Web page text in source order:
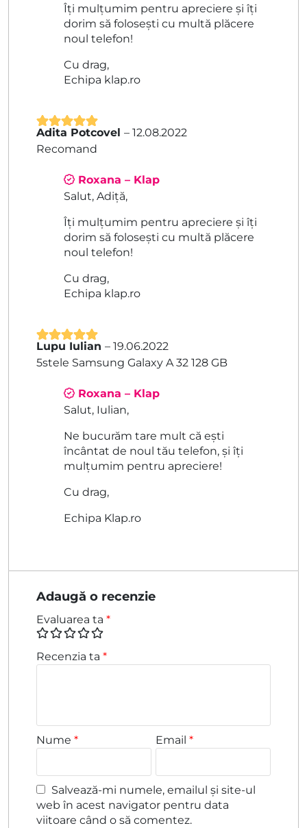
Îți mulțumim pentru apreciere și îți
dorim să folosești cu multă plăcere
noul telefon!
Cu drag,
Echipa klap.ro
Evaluat la5
din 5
Adita Potcovel – 12.08.2022
Recomand
Roxana – Klap
Salut, Adiță,
Îți mulțumim pentru apreciere și îți
dorim să folosești cu multă plăcere
noul telefon!
Cu drag,
Echipa klap.ro
Evaluat la5
din 5
Lupu Iulian – 19.06.2022
5stele Samsung Galaxy A 32 128 GB
Roxana – Klap
Salut, Iulian,
Ne bucurăm tare mult că ești
încântat de noul tău telefon, și îți
mulțumim pentru apreciere!
Cu drag,
Echipa Klap.ro
Adaugă o recenzie
Evaluarea ta *
Recenzia ta *
Nume * Email*
Salvează-mi numele, emailul și site-ul
web în acest navigator pentru data
viitoare când o să comentez.